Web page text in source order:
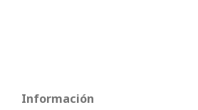
Información